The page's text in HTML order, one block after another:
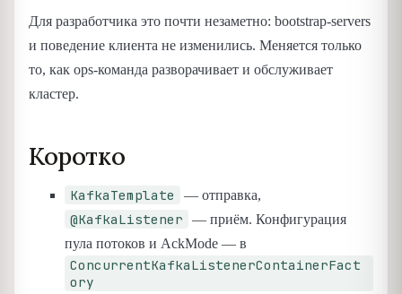
Для разработчика это почти незаметно: bootstrap-servers
и поведение клиента не изменились. Меняется только
то, как ops-команда разворачивает и обслуживает
кластер.
Коротко
KafkaTemplate — отправка,
@KafkaListener
— приём. Конфигурация
пула потоков и AckMode — в
ConcurrentKafkaListenerContainerFact
ory